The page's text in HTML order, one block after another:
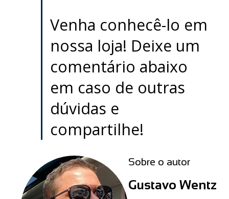
Venha conhecê-lo em
nossa loja! Deixe um
comentário abaixo
em caso de outras
dúvidas e
compartilhe!
Sobre o autor
Gustavo Wentz